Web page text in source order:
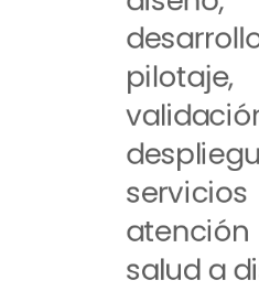
pilotaje,
salud a